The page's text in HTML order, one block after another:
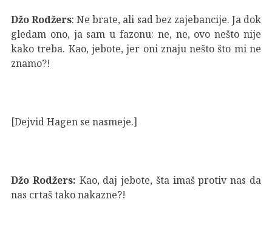
Džo Rodžers: Ne brate, ali sad bez zajebancije. Ja dok
gledam ono, ja sam u fazonu: ne, ne, ovo nešto nije
kako treba. Kao, jebote, jer oni znaju nešto što mi ne
znamo?!
[Dejvid Hagen se nasmeje.]
Džo Rodžers: Kao, daj jebote, šta imaš protiv nas da
nas crtaš tako nakazne?!